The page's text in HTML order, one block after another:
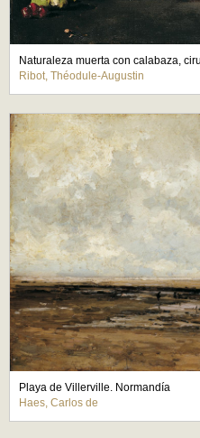
Naturaleza muerta con calabaza,
Ribot, Théodule-Augustin
Playa de Villerville. Normandía
Haes, Carlos de